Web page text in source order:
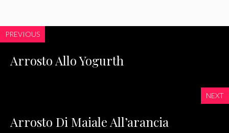
PREVIOUS
Arrosto Allo Yogurth
NEXT
Arrosto Di Maiale All’arancia